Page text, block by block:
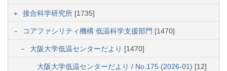
接合科学研究所 [1735]
コアファシリティ機構 低温科学支援部門 [1470]
大阪大学低温センターだより [1470]
大阪大学低温センターだより / No.175 (2026-01) [12]